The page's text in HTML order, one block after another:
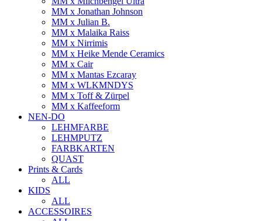
MM x Jonathan Johnson
MM x Julian B.
MM x Malaika Raiss
MM x Nirrimis
MM x Heike Mende Ceramics
MM x Cair
MM x Mantas Ezcaray
MM x WLKMNDYS
MM x Toff & Zürpel
MM x Kaffeeform
NEN-DO
LEHMFARBE
LEHMPUTZ
FARBKARTEN
QUAST
Prints & Cards
ALL
KIDS
ALL
ACCESSOIRES